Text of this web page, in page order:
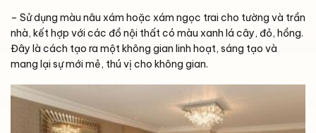
– Sử dụng màu nâu xám hoặc xám ngọc trai cho tường và trần
nhà, kết hợp với các đồ nội thất có màu xanh lá cây, đỏ, hồng.
Đây là cách tạo ra một không gian linh hoạt, sáng tạo và
mang lại sự mới mẻ, thú vị cho không gian.